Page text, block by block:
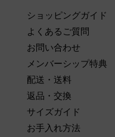
ショッピングガイド
よくあるご質問
お問い合わせ
メンバーシップ特典
配送・送料
返品・交換
サイズガイド
お手入れ方法